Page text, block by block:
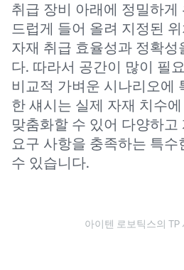
취급 장비 아래에 정밀하게
드럽게 들어 올려 지정된
자재 취급 효율성과 정확성
다. 따라서 공간이 많이 필
비교적 가벼운 시나리오에
한 섀시는 실제 자재 치수
맞춤화할 수 있어 다양하
요구 사항을 충족하는 특수
수 있습니다.
아이텐 로보틱스의 TP